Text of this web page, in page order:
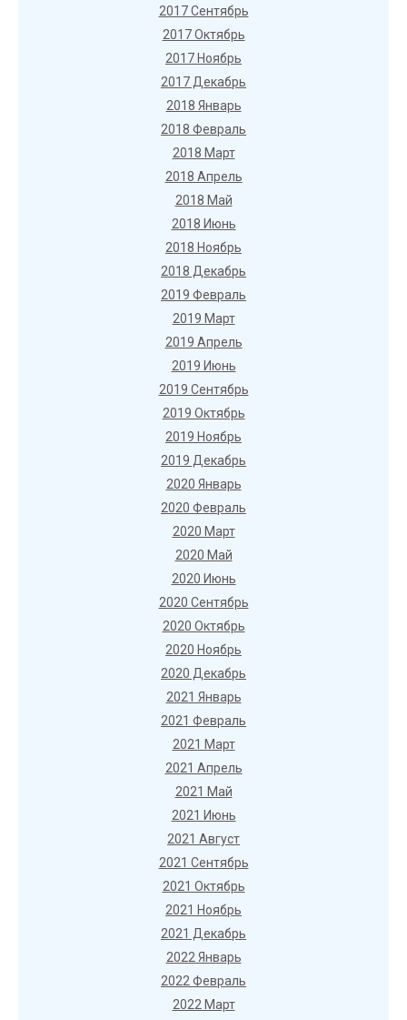
2017 Сентябрь
2017 Октябрь
2017 Ноябрь
2017 Декабрь
2018 Январь
2018 Февраль
2018 Март
2018 Апрель
2018 Май
2018 Июнь
2018 Ноябрь
2018 Декабрь
2019 Февраль
2019 Март
2019 Апрель
2019 Июнь
2019 Сентябрь
2019 Октябрь
2019 Ноябрь
2019 Декабрь
2020 Январь
2020 Февраль
2020 Март
2020 Май
2020 Июнь
2020 Сентябрь
2020 Октябрь
2020 Ноябрь
2020 Декабрь
2021 Январь
2021 Февраль
2021 Март
2021 Апрель
2021 Май
2021 Июнь
2021 Август
2021 Сентябрь
2021 Октябрь
2021 Ноябрь
2021 Декабрь
2022 Январь
2022 Февраль
2022 Март